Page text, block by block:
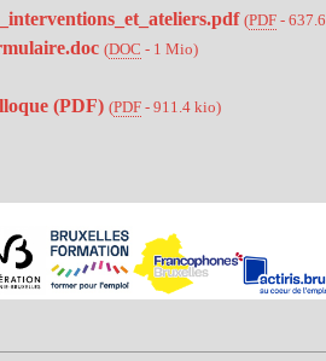
(PDF-
(DOC - 1 Mio)
(PDF) (PDF- 911.4 kio)